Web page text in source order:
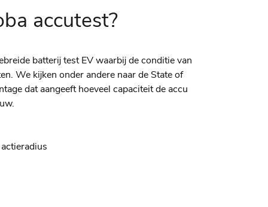
accutest?
batterij test EV waarbij de conditie van
We kijken onder andere naar de State of
dat aangeeft hoeveel capaciteit de accu